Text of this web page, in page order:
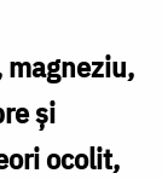
și
ocolit,